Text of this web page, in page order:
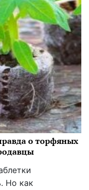
о торфяных
Но как